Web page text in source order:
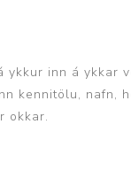
ykkur inn á ykkar
kennitölu, nafn,
okkar.